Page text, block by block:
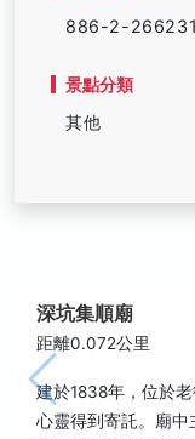
886-2-
景點分類
其他
深坑集順廟
距離0.072公里
建於1838年，位於
心靈得到寄託。廟